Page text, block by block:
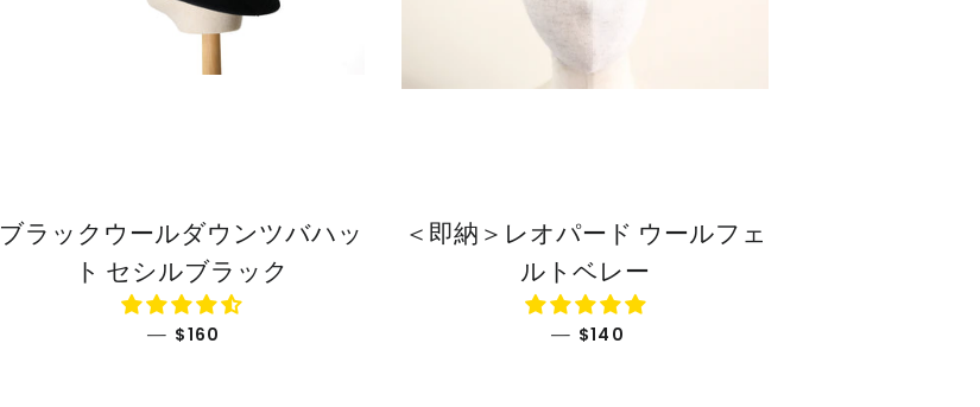
ブラックウールダウンツバハッ
ト セシルブラック
— 通常価格
$160
＜即納＞レオパード ウールフェ
ルトベレー
— 通常価格
$140